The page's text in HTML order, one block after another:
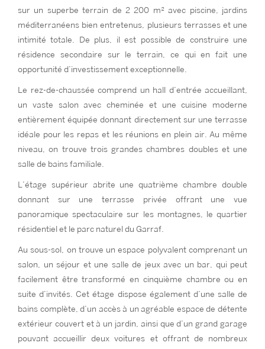
sur un superbe terrain de 2 200 m² avec piscine, jardins
méditerranéens bien entretenus, plusieurs terrasses et une
intimité totale. De plus, il est possible de construire une
résidence secondaire sur le terrain, ce qui en fait une
opportunité d’investissement exceptionnelle.
Le rez-de-chaussée comprend un hall d’entrée accueillant,
un vaste salon avec cheminée et une cuisine moderne
entièrement équipée donnant directement sur une terrasse
idéale pour les repas et les réunions en plein air. Au même
niveau, on trouve trois grandes chambres doubles et une
salle de bains familiale.
L’étage supérieur abrite une quatrième chambre double
donnant sur une terrasse privée offrant une vue
panoramique spectaculaire sur les montagnes, le quartier
résidentiel et le parc naturel du Garraf.
Au sous-sol, on trouve un espace polyvalent comprenant un
salon, un séjour et une salle de jeux avec un bar, qui peut
facilement être transformé en cinquième chambre ou en
suite d’invités. Cet étage dispose également d’une salle de
bains complète, d’un accès à un agréable espace de détente
extérieur couvert et à un jardin, ainsi que d’un grand garage
pouvant accueillir deux voitures et offrant de nombreux